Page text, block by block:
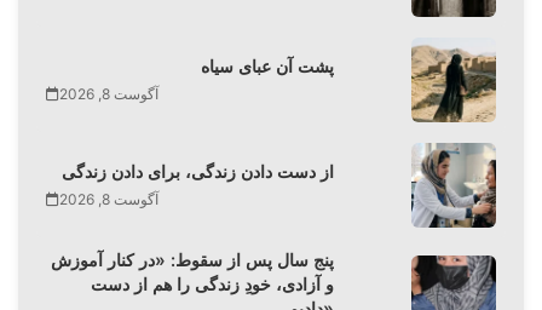
پشت آن عبای سیاه
آگوست 8, 2026
از دست دادن زندگی، برای دادن زندگی
آگوست 8, 2026
پنج سال پس از سقوط: «در کنار آموزش
و آزادی، خودِ زندگی را هم از دست